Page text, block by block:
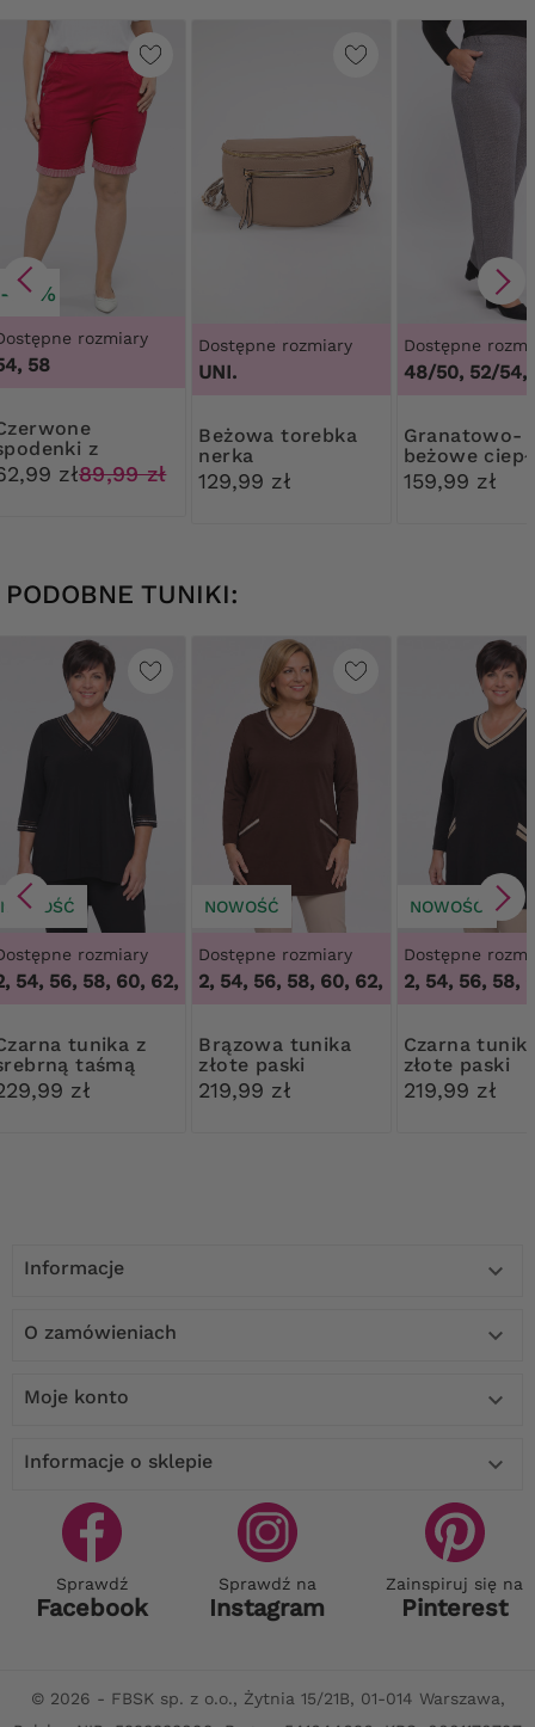
-30%
rozmiary
58
z
w
zł89,99 zł
Dostępne rozmiary
UNI.
Beżowa torebka
nerka
129,99 zł
Dostępne
48/50, 52/54,
Granatowo-
beżowe
spodnie
159,99 zł
PODOBNE TUNIKI:
NOWOŚĆ
rozmiary
54, 56, 58, 60, 62, 64,48, 50, 52, 54, 56, 58, 60, 62, 64
z
taśmą
zł
NOWOŚĆ
Dostępne rozmiary
48, 50, 52, 54, 56, 58, 60, 62, 64,48, 50, 52,
Brązowa tunika
złote paski
219,99 zł
NOWOŚĆ
Dostępne
48, 50, 52, 54, 56, 58,
Czarna tunika
złote paski
219,99 zł
Informacje 
O zamówieniach 
Moje konto 
Informacje o sklepie 
Sprawdź
Facebook
Sprawdź na
Instagram
Zainspiruj się na
Pinterest
© 2026 - FBSK sp. z o.o., Żytnia 15/21B, 01-014 Warszawa,